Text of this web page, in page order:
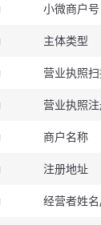
小微商户号
主体类型
营业执照
营业执照
商户名称
注册地址
经营者姓